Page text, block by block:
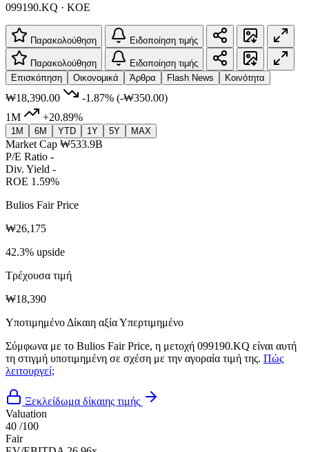
099190.KQ · KOE
Παρακολούθηση Ειδοποίηση τιμής
Παρακολούθηση
Ειδοποίηση τιμής
Επισκόπηση
Οικονομικά Άρθρα Flash News Κοινότητα
₩18,390.00 -1.87% (-₩350.00)
1M
+20.89%
1M 6M YTD 1Y 5Y MAX
Market Cap ₩533.9B
P/E Ratio -
Div. Yield -
ROE 1.59%
Bulios Fair Price
₩26,175
42.3% upside
Τρέχουσα τιμή
₩18,390
Υποτιμημένο Δίκαιη αξίαΥπερτιμημένο
Σύμφωνα με το Bulios Fair Price, η μετοχή 099190.KQ είναι αυτή
τη στιγμή υποτιμημένη σε σχέση με την αγοραία τιμή της. Πώς
λειτουργεί;
Ξεκλείδωμα δίκαιης τιμής
Valuation
40 /100
Fair